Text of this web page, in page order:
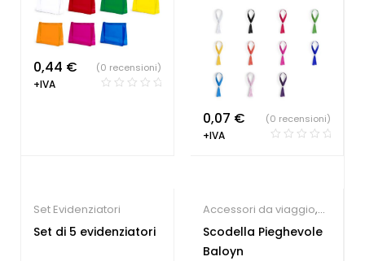
0,44 €
+IVA
(0 recensioni)
0,07 €
+IVA
(0 recensioni)
Set Evidenziatori
Set di 5 evidenziatori
Accessori da viaggio,
Gadget per animali
Scodella Pieghevole
Baloyn